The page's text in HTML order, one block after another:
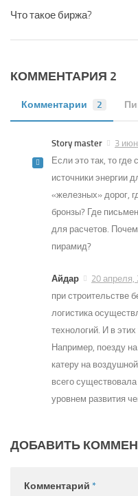
Что такое биржа?
КОММЕНТАРИЯ 2
Комментарии 2
Story master
3
Если это так, то
источники энергии
«железных» дорог,
бронзы? Где
для расчетов.
пирамид?
Айдар
20 апреля,
при строительстве
логистика
технологий. И в
Например, поезду
катеру на
всего
уровнем развития
ДОБАВИТЬ
Комментарий *